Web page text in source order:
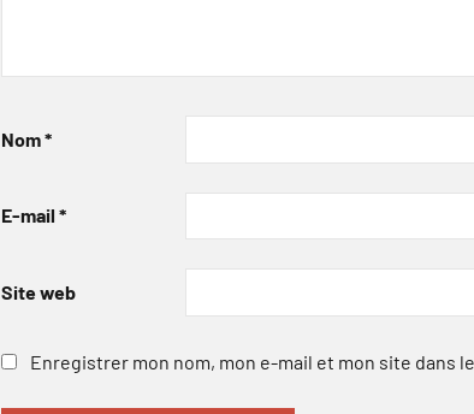
Nom*
E-mail *
Site web
Enregistrer mon nom, mon e-mail et mon site dans